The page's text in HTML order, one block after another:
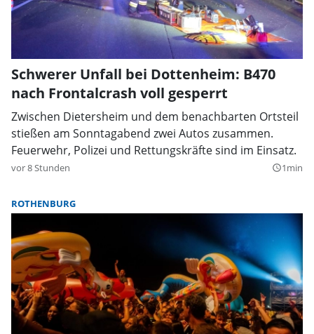
Schwerer Unfall bei Dottenheim: B470
nach Frontalcrash voll gesperrt
Zwischen Dietersheim und dem benachbarten Ortsteil
stießen am Sonntagabend zwei Autos zusammen.
Feuerwehr, Polizei und Rettungskräfte sind im Einsatz.
vor 8 Stunden query_builder1min
ROTHENBURG